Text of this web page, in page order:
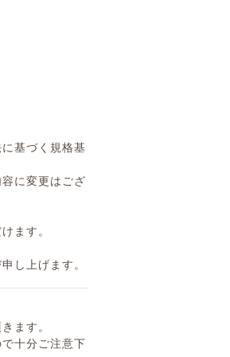
基づく規格基
に変更はござ
ます。
し上げます。
ます。
十分ご注意下